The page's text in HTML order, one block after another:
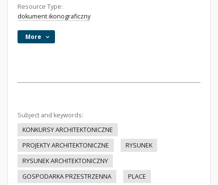
Resource Type:
dokument ikonograficzny
More
Subject and keywords:
KONKURSY ARCHITEKTONICZNE
PROJEKTY ARCHITEKTONICZNE
RYSUNEK
RYSUNEK ARCHITEKTONICZNY
GOSPODARKA PRZESTRZENNA
PLACE